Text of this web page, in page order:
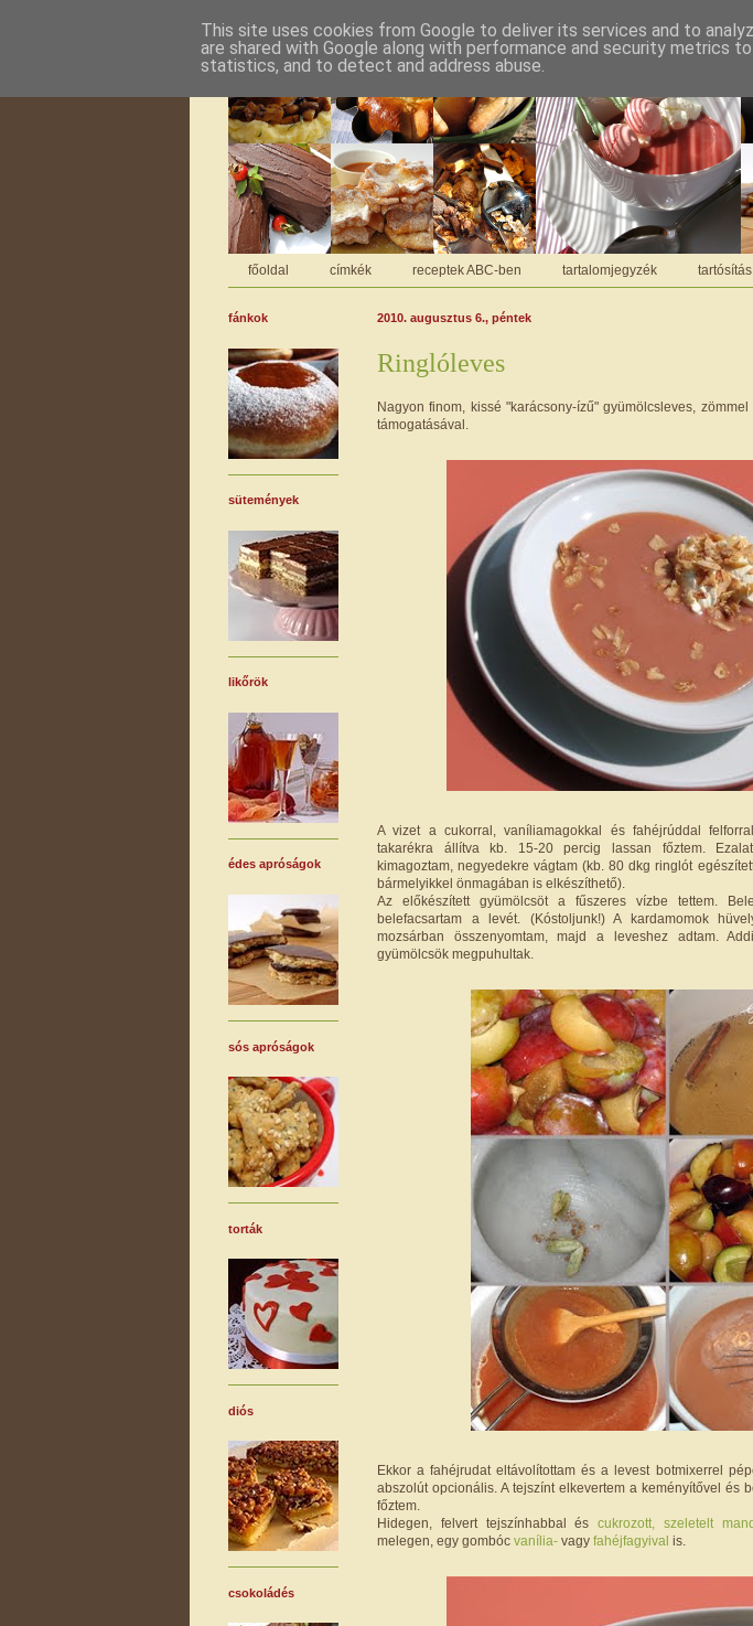
főoldal címkék receptek ABC-ben tartalomjegyzék tartósítás
2010. augusztus 6., péntek
Ringlóleves
Nagyon finom, kissé "karácsony-ízű" gyümölcsleves,
támogatásával.
A vizet a cukorral, vaníliamagokkal és fahéjrúddal
takarékra állítva kb. 15-20 percig lassan főztem.
kimagoztam, negyedekre vágtam (kb. 80 dkg ringlót
bármelyikkel önmagában is elkészíthető).
Az előkészített gyümölcsöt a fűszeres vízbe tettem.
belefacsartam a levét. (Kóstoljunk!) A kardamomok
mozsárban összenyomtam, majd a leveshez adtam.
gyümölcsök megpuhultak.
Ekkor a fahéjrudat eltávolítottam és a levest botmixerrel
abszolút opcionális. A tejszínt elkevertem a keményítővel és
főztem.
Hidegen, felvert tejszínhabbal éscukrozott, szeletelt
melegen, egy gombóc vanília- vagy fahéjfagyival is.
fánkok
sütemények
likőrök
édes apróságok
sós apróságok
torták
diós
csokoládés
This site uses cookies from Google to deliver its services and to
are shared with Google along with performance and security metrics
statistics, and to detect and address abuse.